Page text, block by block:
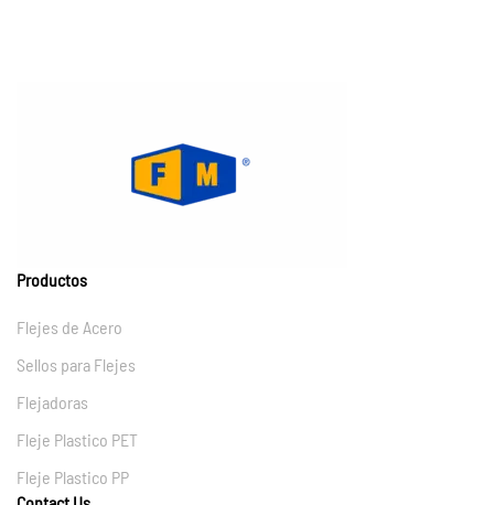
Productos
Flejes de Acero
Sellos para Flejes
Flejadoras
Fleje Plastico PET
Fleje Plastico PP